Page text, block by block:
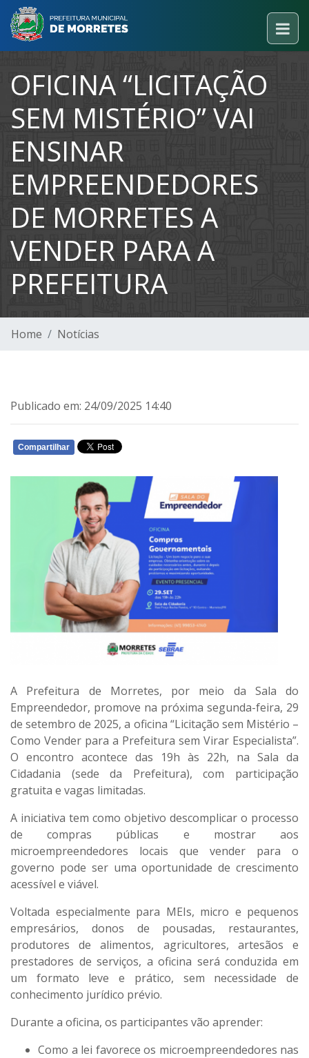
OFICINA “LICITAÇÃO
SEM MISTÉRIO” VAI
ENSINAR
EMPREENDEDORES
DE MORRETES A
VENDER PARA A
PREFEITURA
Home Notícias
Publicado em: 24/09/2025 14:40
Compartilhar
A Prefeitura de Morretes, por meio da Sala do
Empreendedor, promove na próxima segunda-feira, 29
de setembro de 2025, a oficina “Licitação sem Mistério –
Como Vender para a Prefeitura sem Virar Especialista”.
O encontro acontece das 19h às 22h, na Sala da
Cidadania (sede da Prefeitura), com participação
gratuita e vagas limitadas.
A iniciativa tem como objetivo descomplicar o processo
de compras públicas e mostrar aos
microempreendedores locais que vender para o
governo pode ser uma oportunidade de crescimento
acessível e viável.
Voltada especialmente para MEIs, micro e pequenos
empresários, donos de pousadas, restaurantes,
produtores de alimentos, agricultores, artesãos e
prestadores de serviços, a oficina será conduzida em
um formato leve e prático, sem necessidade de
conhecimento jurídico prévio.
Durante a oficina, os participantes vão aprender:
Como a lei favorece os microempreendedores nas